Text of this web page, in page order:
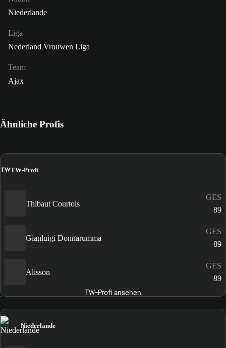
Niederlande
Liga
Nederland Vrouwen Liga
Team
Ajax
Ähnliche Profis
TWTW-Profi
Thibaut Courtois
GES
89
Gianluigi Donnarumma
GES
89
Alisson
GES
89
TW-Profi ansehen
Niederlande